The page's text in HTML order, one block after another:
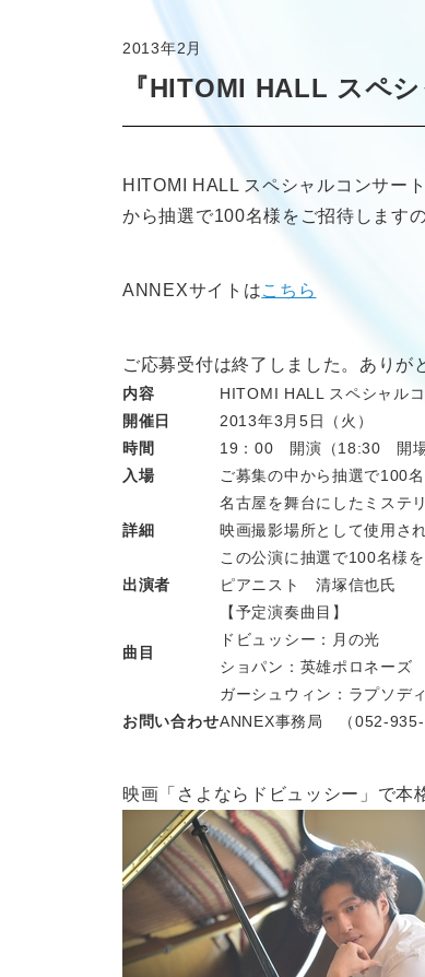
2013年2月
『HITOMI HALL スペ
HITOMI HALL スペシャルコンサー
から抽選で100名様をご招待します
ANNEXサイトはこちら
ご応募受付は終了しました。ありが
内容
HITOMI HALL スペシャル
開催日
2013年3月5日（火）
時間
19：00 開演（18:30 開
入場
ご募集の中から抽選で100
詳細
名古屋を舞台にしたミステ
映画撮影場所として使用さ
この公演に抽選で100名様
出演者
ピアニスト 清塚信也氏
曲目
【予定演奏曲目】
ドビュッシー：月の光
ショパン：英雄ポロネーズ
ガーシュウィン：ラプソ
お問い合わせANNEX事務局 （052-935-
映画「さよならドビュッシー」で本